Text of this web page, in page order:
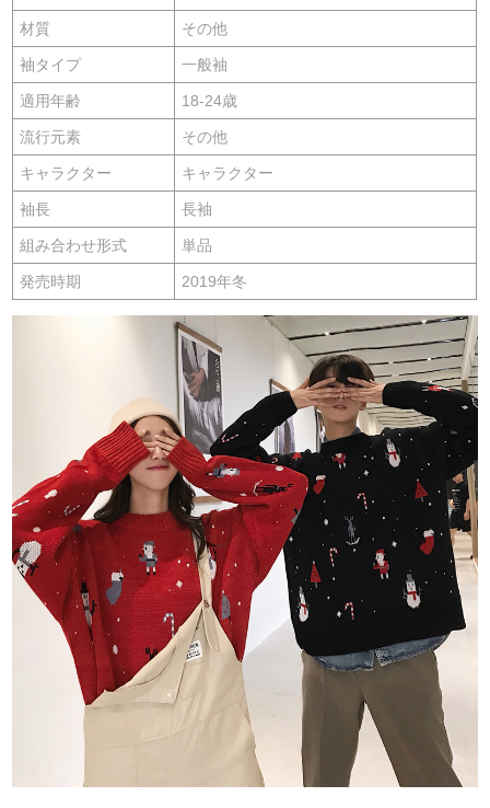
材質 その他
袖タイプ 一般袖
適用年齢 18-24歳
流行元素 その他
キャラクター キャラクター
袖長 長袖
組み合わせ形式 単品
発売時期 2019年冬